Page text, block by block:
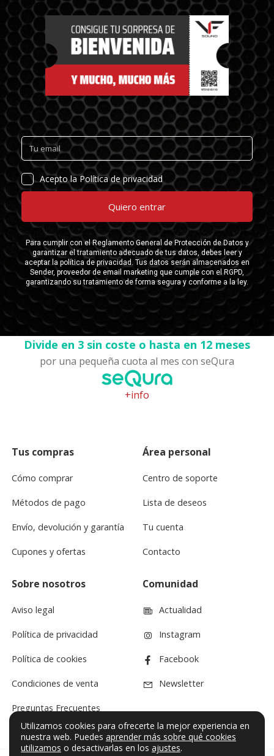
Divide en 3 sin coste o hasta en 12 meses
por una pequeña cuota al mes con seQura
+info
Tus compras
Cómo comprar
Métodos de pago
Envío, devolución y garantía
Cupones y ofertas
Área personal
Centro de soporte
Lista de deseos
Tu cuenta
Contacto
Sobre nosotros
Aviso legal
Política de privacidad
Política de cookies
Condiciones de venta
Preguntas Frecuentes
Comunidad
Actualidad
Instagram
Facebook
Newsletter
Utilizamos cookies para ofrecerte la mejor experiencia en
nuestra web. Puedes aprender más sobre qué cookies
utilizamos o desactivarlas en los ajustes.